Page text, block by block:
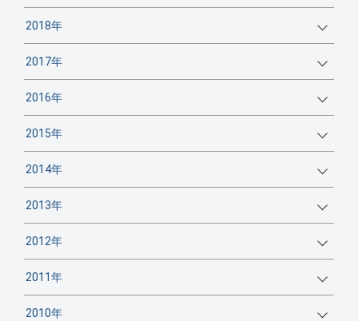
2018年
2017年
2016年
2015年
2014年
2013年
2012年
2011年
2010年